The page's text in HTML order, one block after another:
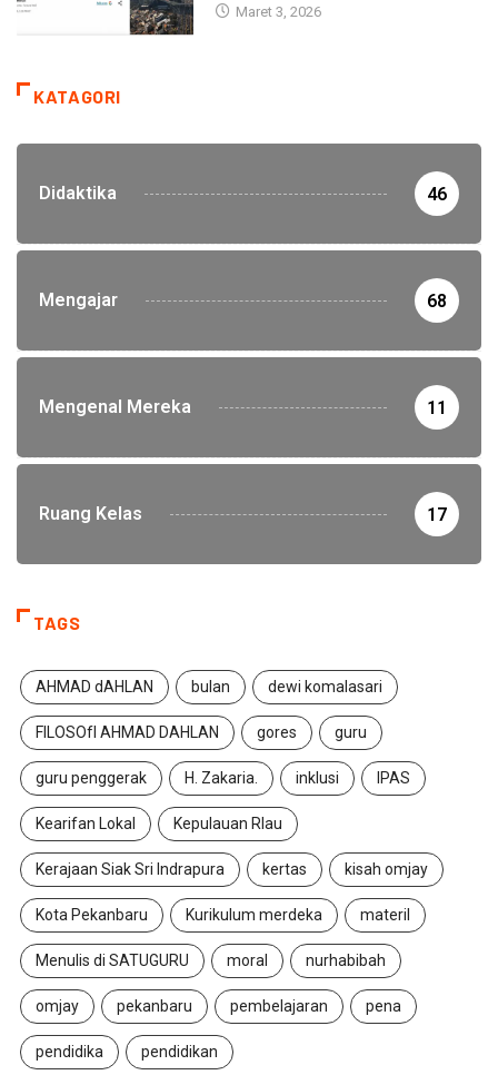
Maret 3, 2026
KATAGORI
Didaktika 46
Mengajar 68
Mengenal Mereka 11
Ruang Kelas 17
TAGS
AHMAD dAHLAN bulan dewi komalasari
FILOSOfI AHMAD DAHLAN gores guru
guru penggerak H. Zakaria. inklusi IPAS
Kearifan Lokal Kepulauan RIau
Kerajaan Siak Sri Indrapura kertas kisah omjay
Kota Pekanbaru Kurikulum merdeka materil
Menulis di SATUGURU moral nurhabibah
omjay pekanbaru pembelajaran pena
pendidika pendidikan